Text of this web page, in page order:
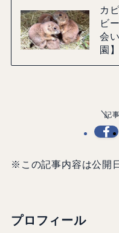
カ
ビ
会
園】
記
※この記事内容は公開
プロフィール